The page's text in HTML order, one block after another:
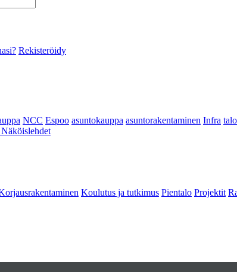
Rekisteröidy
NCC Espoo asuntokauppa asuntorakentaminen Infra
Näköislehdet
Koulutus ja tutkimus Pientalo Projektit